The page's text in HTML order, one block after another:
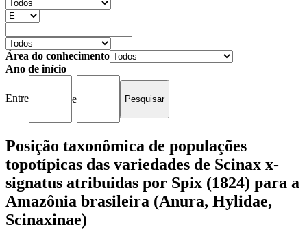
Área do conhecimento
Ano de início
Entre e
Posição taxonômica de populações
topotípicas das variedades de Scinax x-
signatus atribuidas por Spix (1824) para a
Amazônia brasileira (Anura, Hylidae,
Scinaxinae)